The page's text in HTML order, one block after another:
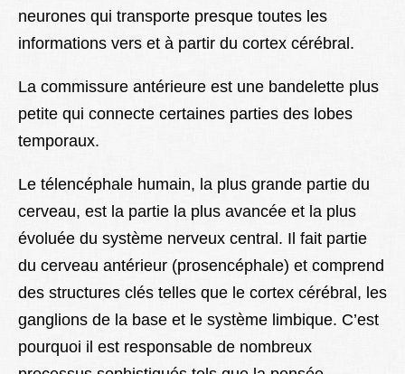
neurones qui transporte presque toutes les
informations vers et à partir du cortex cérébral.
La commissure antérieure est une bandelette plus
petite qui connecte certaines parties des lobes
temporaux.
Le télencéphale humain, la plus grande partie du
cerveau, est la partie la plus avancée et la plus
évoluée du système nerveux central. Il fait partie
du cerveau antérieur (prosencéphale) et comprend
des structures clés telles que le cortex cérébral, les
ganglions de la base et le système limbique. C’est
pourquoi il est responsable de nombreux